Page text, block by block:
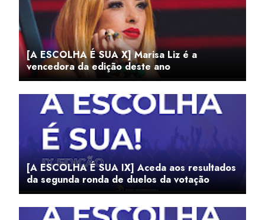
[A ESCOLHA É SUA X] Marisa Liz é a
vencedora da edição deste ano
[A ESCOLHA É SUA IX] Aceda aos resultados
da segunda ronda de duelos da votação